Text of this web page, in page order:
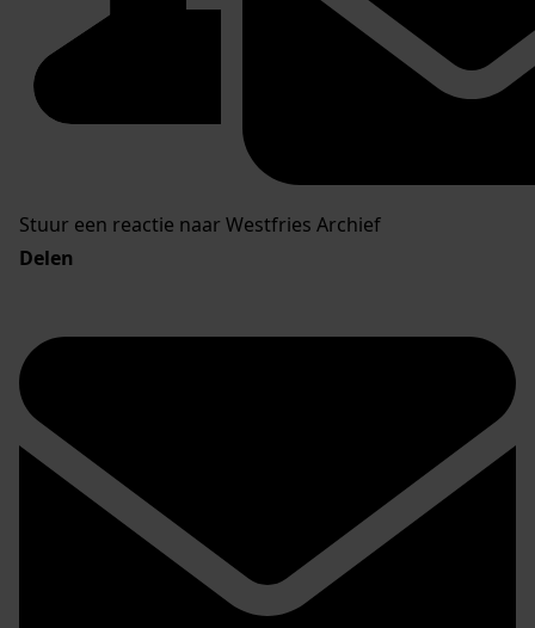
Stuur een reactie naar Westfries Archief
Delen